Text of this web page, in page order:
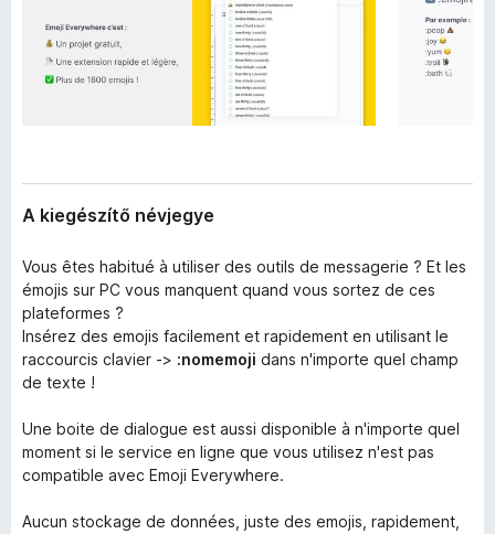
A kiegészítő névjegye
Vous êtes habitué à utiliser des outils de messagerie ? Et les
émojis sur PC vous manquent quand vous sortez de ces
plateformes ?
Insérez des emojis facilement et rapidement en utilisant le
raccourcis clavier -> :nomemoji dans n'importe quel champ
de texte !
Une boite de dialogue est aussi disponible à n'importe quel
moment si le service en ligne que vous utilisez n'est pas
compatible avec Emoji Everywhere.
Aucun stockage de données, juste des emojis, rapidement,